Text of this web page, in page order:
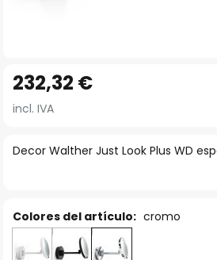
comienzo
laDecor Walther Just Look Plus WD
232,32 €
incl. IVA
Colores del artículo: cromo